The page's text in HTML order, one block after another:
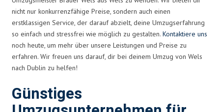
nicht nur konkurrenzfähige Preise, sondern auch einen
erstklassigen Service, der darauf abzielt, deine Umzugserfahrung
so einfach und stressfrei wie möglich zu gestalten. Kontaktiere uns
noch heute, um mehr über unsere Leistungen und Preise zu
erfahren. Wir freuen uns darauf, dir bei deinem Umzug von Wels
nach Dublin zu helfen!
Günstiges